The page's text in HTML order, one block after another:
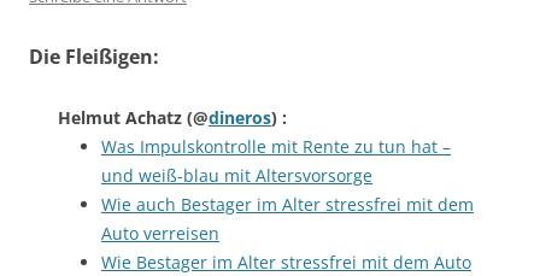
Die Fleißigen:
Helmut Achatz (@dineros) :
Was Impulskontrolle mit Rente zu tun hat –
und weiß-blau mit Altersvorsorge
Wie auch Bestager im Alter stressfrei mit dem
Auto verreisen
Wie Bestager im Alter stressfrei mit dem Auto